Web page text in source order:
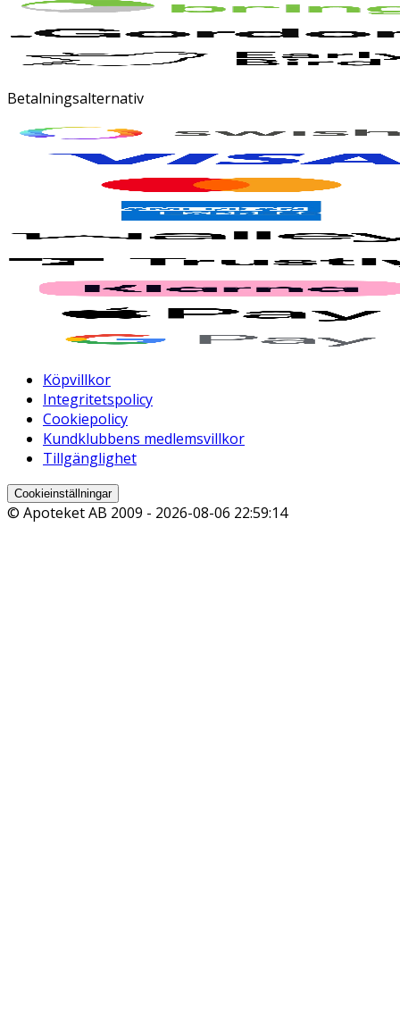
Betalningsalternativ
Köpvillkor
Integritetspolicy
Cookiepolicy
Kundklubbens medlemsvillkor
Tillgänglighet
Cookieinställningar
© Apoteket AB 2009 - 2026-08-06 22:59:14